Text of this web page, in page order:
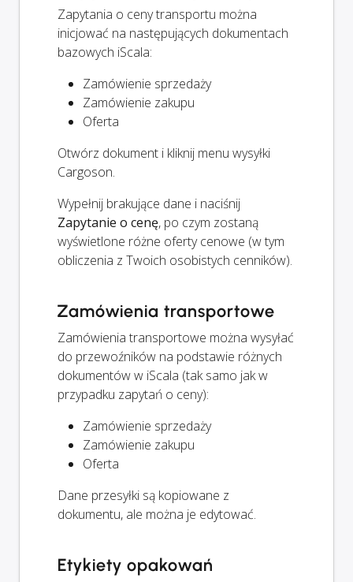
Zapytania o ceny transportu można
inicjować na następujących dokumentach
bazowych iScala:
Zamówienie sprzedaży
Zamówienie zakupu
Oferta
Otwórz dokument i kliknij menu wysyłki
Cargoson.
Wypełnij brakujące dane i naciśnij
Zapytanie o cenę, po czym zostaną
wyświetlone różne oferty cenowe (w tym
obliczenia z Twoich osobistych cenników).
Zamówienia transportowe
Zamówienia transportowe można wysyłać
do przewoźników na podstawie różnych
dokumentów w iScala (tak samo jak w
przypadku zapytań o ceny):
Zamówienie sprzedaży
Zamówienie zakupu
Oferta
Dane przesyłki są kopiowane z
dokumentu, ale można je edytować.
Etykiety opakowań